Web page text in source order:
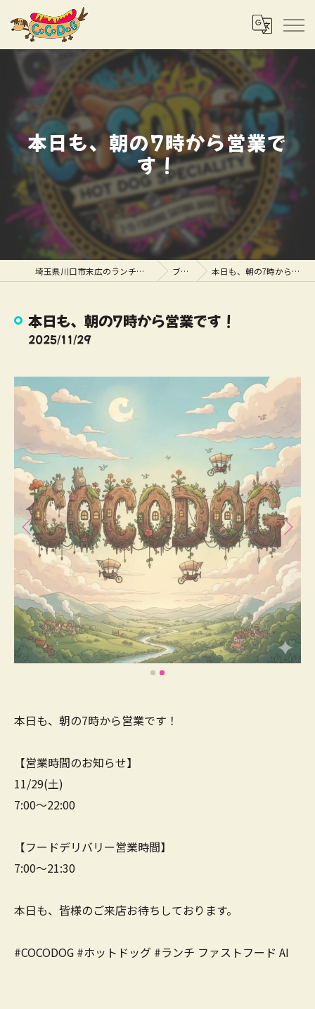
本日も、朝の7時から営業で
す！
埼玉県川口市末広のランチならCOCODOG ブログ 本日も、朝の7時から営業です！
本日も、朝の7時から営業です！
2025/11/29
本日も、朝の7時から営業です！
【営業時間のお知らせ】
11/29(土)
7:00～22:00
【フードデリバリー営業時間】
7:00～21:30
本日も、皆様のご来店お待ちしております。
#COCODOG #ホットドッグ #ランチ ファストフード AI